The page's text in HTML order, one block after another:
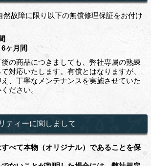
然故障に限り以下の無償修理保証をお付け
ヶ月間
の商品につきましても、弊社専属の熟練
対応いたします。有償とはなりますが、
、丁寧なメンテナンスを実施させていた
ださい。
ティーに関しまして
べて本物（オリジナル）であることを保